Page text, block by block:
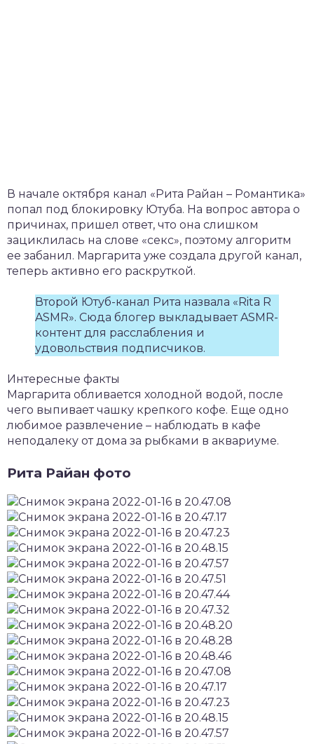
В начале октября канал «Рита Райан – Романтика»
попал под блокировку Ютуба. На вопрос автора о
причинах, пришел ответ, что она слишком
зациклилась на слове «секс», поэтому алгоритм
ее забанил. Маргарита уже создала другой канал,
теперь активно его раскруткой.
Второй Ютуб-канал Рита назвала «Rita R
ASMR». Сюда блогер выкладывает ASMR-
контент для расслабления и
удовольствия подписчиков.
Интересные факты
Маргарита обливается холодной водой, после
чего выпивает чашку крепкого кофе. Еще одно
любимое развлечение – наблюдать в кафе
неподалеку от дома за рыбками в аквариуме.
Рита Райан фото